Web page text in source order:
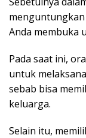
Anda membuka
Pada saat ini,
untuk
sebab bisa
keluarga.
Selain itu,